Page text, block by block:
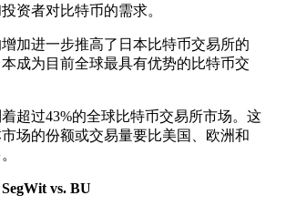
资者对比特币的需求。
进一步推高了日本比特币交易所的
成为目前全球最具有优势的比特币交
过43%的全球比特币交易所市场。这
场的份额或交易量要比美国、欧洲和
vs. BU